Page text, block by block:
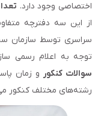
اختصاصی وجود دارد.
از این سه دفترچه
سراسری توسط سازمان
توجه به اعلام رسمی
سوالات کنکور و زمان
رشته‌های مختلف کنکور